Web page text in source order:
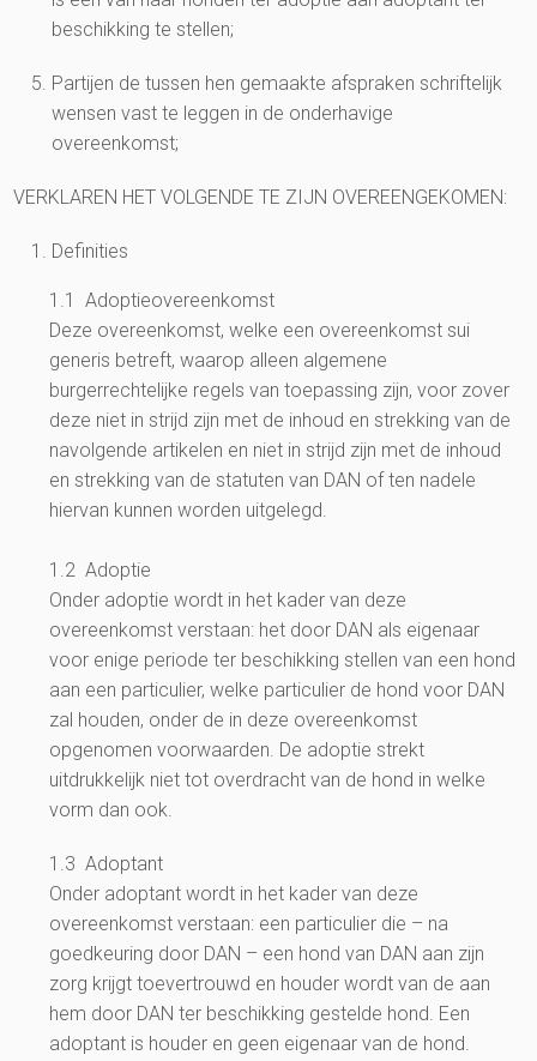
beschikking te stellen;
Partijen de tussen hen gemaakte afspraken schriftelijk
wensen vast te leggen in de onderhavige
overeenkomst;
VERKLAREN HET VOLGENDE TE ZIJN OVEREENGEKOMEN:
Definities
1.1 Adoptieovereenkomst
Deze overeenkomst, welke een overeenkomst sui
generis betreft, waarop alleen algemene
burgerrechtelijke regels van toepassing zijn, voor zover
deze niet in strijd zijn met de inhoud en strekking van de
navolgende artikelen en niet in strijd zijn met de inhoud
en strekking van de statuten van DAN of ten nadele
hiervan kunnen worden uitgelegd.
1.2 Adoptie
Onder adoptie wordt in het kader van deze
overeenkomst verstaan: het door DAN als eigenaar
voor enige periode ter beschikking stellen van een hond
aan een particulier, welke particulier de hond voor DAN
zal houden, onder de in deze overeenkomst
opgenomen voorwaarden. De adoptie strekt
uitdrukkelijk niet tot overdracht van de hond in welke
vorm dan ook.
1.3 Adoptant
Onder adoptant wordt in het kader van deze
overeenkomst verstaan: een particulier die – na
goedkeuring door DAN – een hond van DAN aan zijn
zorg krijgt toevertrouwd en houder wordt van de aan
hem door DAN ter beschikking gestelde hond. Een
adoptant is houder en geen eigenaar van de hond.